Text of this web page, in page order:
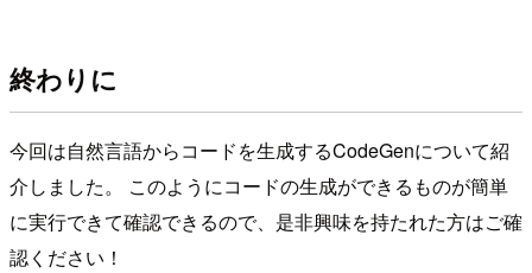
終わりに
今回は自然言語からコードを生成するCodeGenについて紹
介しました。 このようにコードの生成ができるものが簡単
に実行できて確認できるので、是非興味を持たれた方はご確
認ください！